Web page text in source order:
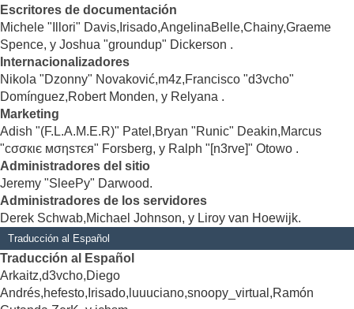
Escritores de documentación
Michele "Illori" Davis,Irisado,AngelinaBelle,Chainy,Graeme
Spence, y Joshua "groundup" Dickerson .
Internacionalizadores
Nikola "Dzonny" Novaković,m4z,Francisco "d3vcho"
Domínguez,Robert Monden, y Relyana .
Marketing
Adish "(F.L.A.M.E.R)" Patel,Bryan "Runic" Deakin,Marcus
"cσσкιє мσηѕтєя" Forsberg, y Ralph "[n3rve]" Otowo .
Administradores del sitio
Jeremy "SleePy" Darwood.
Administradores de los servidores
Derek Schwab,Michael Johnson, y Liroy van Hoewijk.
Traducción al Español
Traducción al Español
Arkaitz,d3vcho,Diego
Andrés,hefesto,Irisado,luuuciano,snoopy_virtual,Ramón